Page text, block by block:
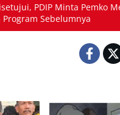
PDIP Minta Pemko
Sebelumnya